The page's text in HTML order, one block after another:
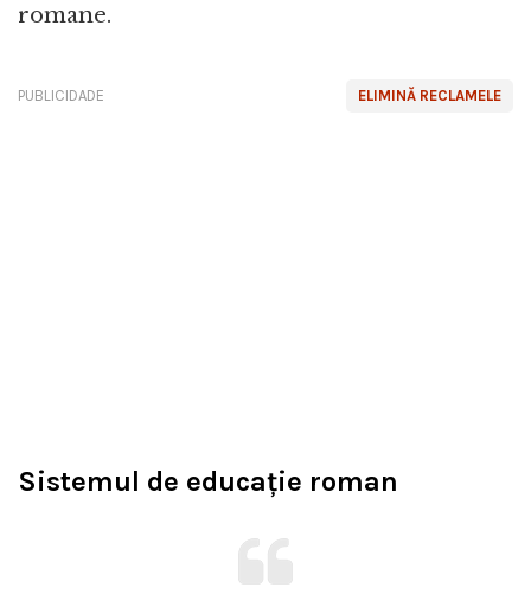
romane.
ELIMINĂ RECLAMELE
PUBLICIDADE
Sistemul de educație roman